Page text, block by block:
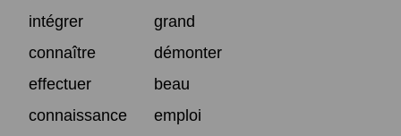
intégrer
grand
connaître
démonter
effectuer
beau
connaissance
emploi